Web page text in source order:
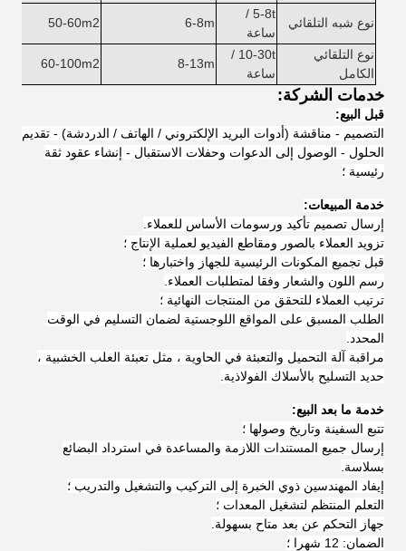
نوع شبه التلقائي
5-8t /
ساعة
6-8m
50-60m2
نوع التلقائي
الكامل
10-30t /
ساعة
8-13m
60-100m2
خدمات الشركة:
قبل البيع:
التصميم - مناقشة (أدوات البريد الإلكتروني / الهاتف / الدردشة) - تقديم
الحلول - الوصول إلى الدعوات وحفلات الاستقبال - إنشاء عقود ثقة
رئيسية ؛
خدمة المبيعات:
إرسال تصميم تأكيد ورسومات الأساس للعملاء.
تزويد العملاء بالصور ومقاطع الفيديو لعملية الإنتاج ؛
قبل تجميع المكونات الرئيسية للجهاز واختبارها ؛
رسم اللون والشعار وفقا لمتطلبات العملاء.
ترتيب العملاء للتحقق من المنتجات النهائية ؛
الطلب المسبق على المواقع اللوجستية لضمان التسليم في الوقت
المحدد.
مراقبة آلة التحميل والتعبئة في الحاوية ، مثل تعبئة العلب الخشبية ،
حديد التسليح بالأسلاك الفولاذية.
خدمة ما بعد البيع:
تتبع السفينة وتاريخ وصولها ؛
إرسال جميع المستندات اللازمة والمساعدة في استرداد البضائع
بسلاسة.
إيفاد المهندسين ذوي الخبرة إلى التركيب والتشغيل والتدريب ؛
التعلم المنتظم لتشغيل المعدات ؛
جهاز التحكم عن بعد متاح بسهولة.
الضمان: 12 شهرا ؛